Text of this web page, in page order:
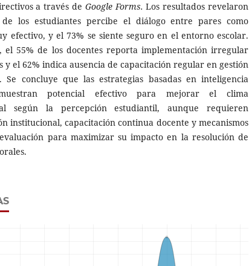
a través de Google Forms. Los resultados revelaron
los estudiantes percibe el diálogo entre pares como
efectivo, y el 73% se siente seguro en el entorno escolar.
el 55% de los docentes reporta implementación irregular
y el 62% indica ausencia de capacitación regular en gestión
Se concluye que las estrategias basadas en inteligencia
potencial efectivo para mejorar el clima
según la percepción estudiantil, aunque requieren
institucional, capacitación continua docente y mecanismos
para maximizar su impacto en la resolución de